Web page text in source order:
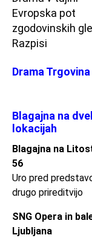
Evropska pot
zgodovinskih
Razpisi
Drama Trgovina
Blagajna na
lokacijah
Blagajna na
56
Uro pred
drugo prireditvijo
SNG Opera in
Ljubljana